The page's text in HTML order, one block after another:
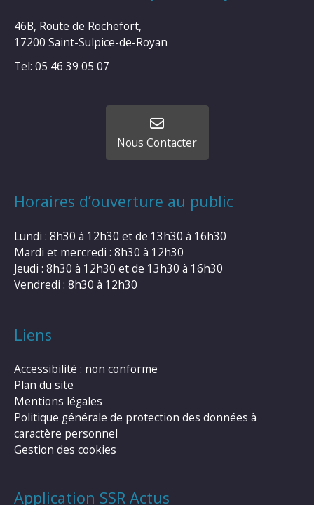
46B, Route de Rochefort,
17200 Saint-Sulpice-de-Royan
Tel: 05 46 39 05 07
Nous Contacter
Horaires d’ouverture au public
Lundi : 8h30 à 12h30 et de 13h30 à 16h30
Mardi et mercredi : 8h30 à 12h30
Jeudi : 8h30 à 12h30 et de 13h30 à 16h30
Vendredi : 8h30 à 12h30
Liens
Accessibilité : non conforme
Plan du site
Mentions légales
Politique générale de protection des données à
caractère personnel
Gestion des cookies
Application SSR Actus